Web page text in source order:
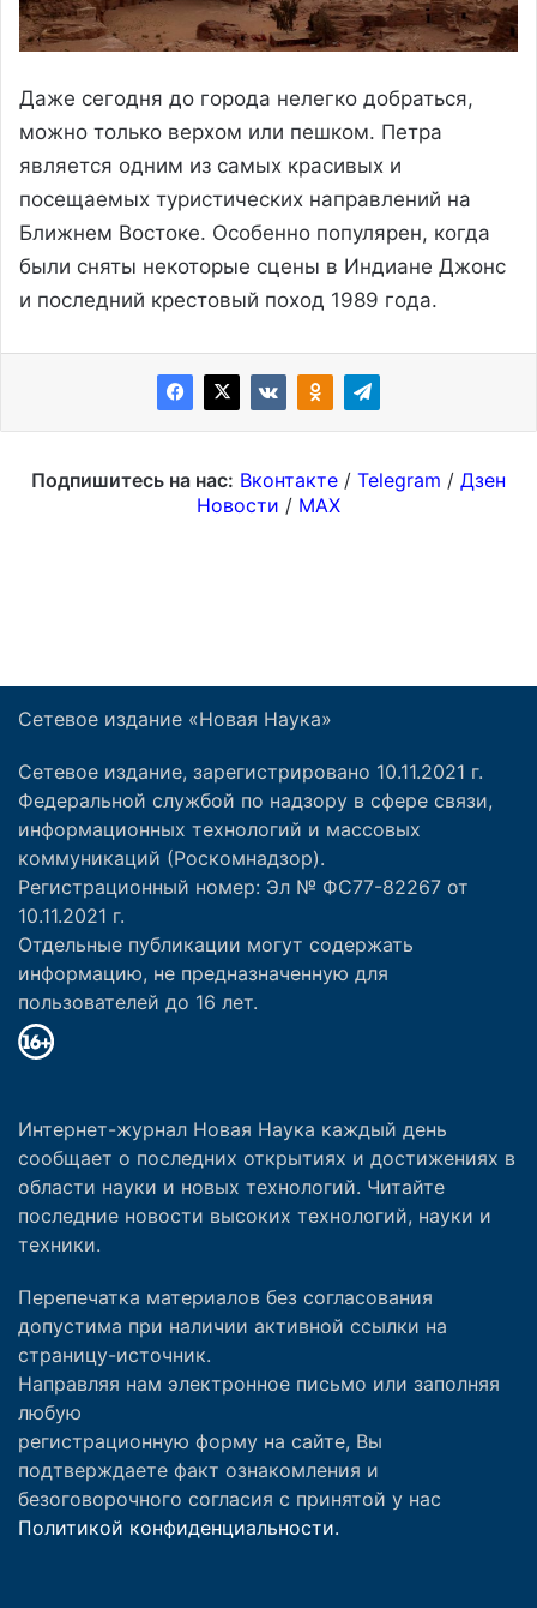
Сетевое издание «Новая Наука»
Сетевое издание, зарегистрировано 10.11.2021 г.
Федеральной службой по надзору в сфере связи,
информационных технологий и массовых
коммуникаций (Роскомнадзор).
Регистрационный номер: Эл № ФС77-82267 от
10.11.2021 г.
Отдельные публикации могут содержать
информацию, не предназначенную для
пользователей до 16 лет.
Интернет-журнал Новая Наука каждый день
сообщает о последних открытиях и достижениях в
области науки и новых технологий. Читайте
последние новости высоких технологий, науки и
техники.
Перепечатка материалов без согласования
допустима при наличии активной ссылки на
страницу-источник.
Направляя нам электронное письмо или заполняя
любую
регистрационную форму на сайте, Вы
подтверждаете факт ознакомления и
безоговорочного согласия с принятой у нас
Политикой конфиденциальности.